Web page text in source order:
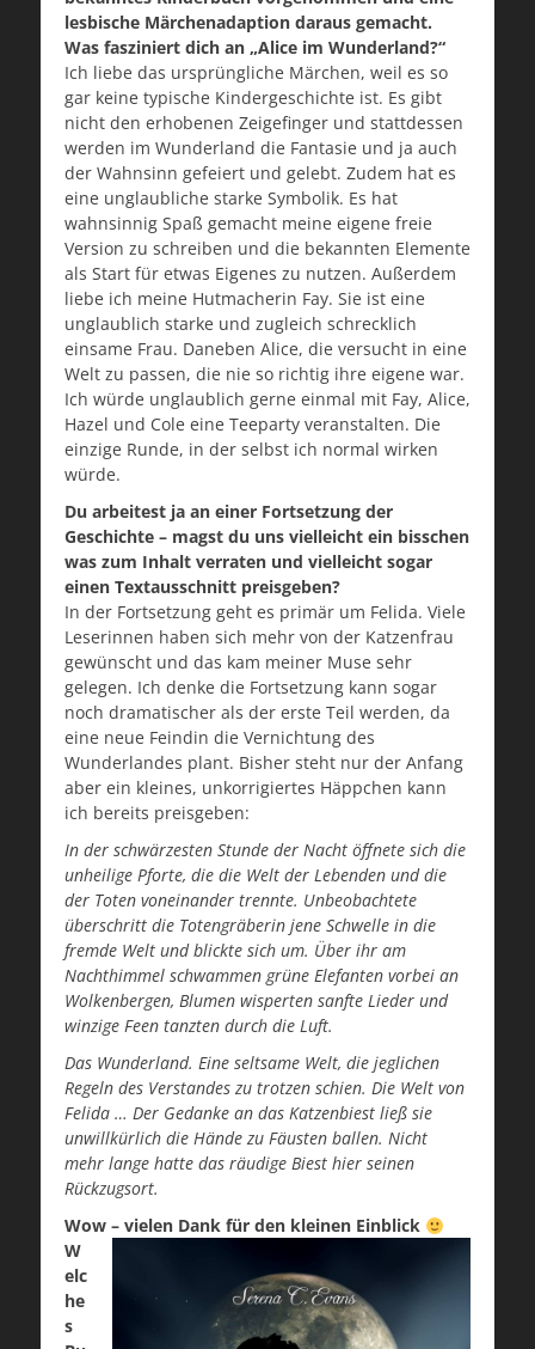
lesbische Märchenadaption daraus gemacht.
Was fasziniert dich an „Alice im Wunderland?“
Ich liebe das ursprüngliche Märchen, weil es so
gar keine typische Kindergeschichte ist. Es gibt
nicht den erhobenen Zeigefinger und stattdessen
werden im Wunderland die Fantasie und ja auch
der Wahnsinn gefeiert und gelebt. Zudem hat es
eine unglaubliche starke Symbolik. Es hat
wahnsinnig Spaß gemacht meine eigene freie
Version zu schreiben und die bekannten Elemente
als Start für etwas Eigenes zu nutzen. Außerdem
liebe ich meine Hutmacherin Fay. Sie ist eine
unglaublich starke und zugleich schrecklich
einsame Frau. Daneben Alice, die versucht in eine
Welt zu passen, die nie so richtig ihre eigene war.
Ich würde unglaublich gerne einmal mit Fay, Alice,
Hazel und Cole eine Teeparty veranstalten. Die
einzige Runde, in der selbst ich normal wirken
würde.
Du arbeitest ja an einer Fortsetzung der
Geschichte – magst du uns vielleicht ein bisschen
was zum Inhalt verraten und vielleicht sogar
einen Textausschnitt preisgeben?
In der Fortsetzung geht es primär um Felida. Viele
Leserinnen haben sich mehr von der Katzenfrau
gewünscht und das kam meiner Muse sehr
gelegen. Ich denke die Fortsetzung kann sogar
noch dramatischer als der erste Teil werden, da
eine neue Feindin die Vernichtung des
Wunderlandes plant. Bisher steht nur der Anfang
aber ein kleines, unkorrigiertes Häppchen kann
ich bereits preisgeben:
In der schwärzesten Stunde der Nacht öffnete sich die
unheilige Pforte, die die Welt der Lebenden und die
der Toten voneinander trennte. Unbeobachtete
überschritt die Totengräberin jene Schwelle in die
fremde Welt und blickte sich um. Über ihr am
Nachthimmel schwammen grüne Elefanten vorbei an
Wolkenbergen, Blumen wisperten sanfte Lieder und
winzige Feen tanzten durch die Luft.
Das Wunderland. Eine seltsame Welt, die jeglichen
Regeln des Verstandes zu trotzen schien. Die Welt von
Felida … Der Gedanke an das Katzenbiest ließ sie
unwillkürlich die Hände zu Fäusten ballen. Nicht
mehr lange hatte das räudige Biest hier seinen
Rückzugsort.
Wow – vielen Dank für den kleinen Einblick
W
elc
he
s